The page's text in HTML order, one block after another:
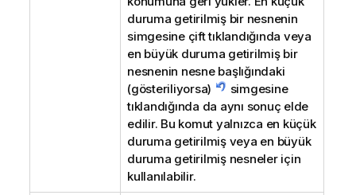
duruma getirilmiş bir nesnenin
simgesine çift tıklandığında veya
en büyük duruma getirilmiş bir
nesnenin nesne başlığındaki
(gösteriliyorsa)
simgesine
tıklandığında da aynı sonuç elde
edilir. Bu komut yalnızca en küçük
duruma getirilmiş veya en büyük
duruma getirilmiş nesneler için
kullanılabilir.